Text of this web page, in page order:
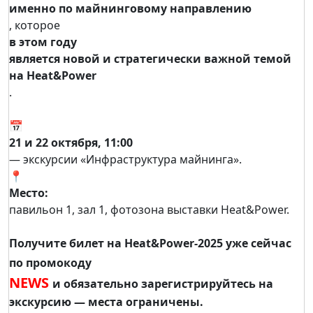
именно по майнинговому направлению
, которое
в этом году
является новой и стратегически важной темой
на Heat&Power
.
📅
21 и 22 октября, 11:00
— экскурсии «Инфраструктура майнинга».
📍
Место:
павильон 1, зал 1, фотозона выставки Heat&Power.
Получите билет на Heat&Power-2025 уже сейчас
по промокоду
NEWS и обязательно зарегистрируйтесь на
экскурсию — места ограничены.